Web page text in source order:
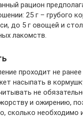
рацион
25 г – грубого
до 5 г овощей и
лакомств.
проходит не ранее
насыпать в
не
и ожирению,
сколько необходимо